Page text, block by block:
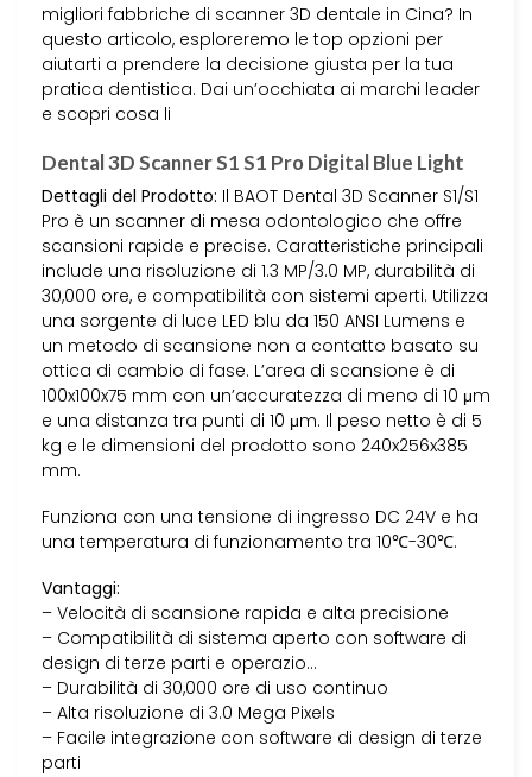
migliori fabbriche di scanner 3D dentale in Cina? In
questo articolo, esploreremo le top opzioni per
aiutarti a prendere la decisione giusta per la tua
pratica dentistica. Dai un’occhiata ai marchi leader
e scopri cosa li
Dental 3D Scanner S1 S1 Pro Digital Blue Light
Dettagli del Prodotto: Il BAOT Dental 3D Scanner S1/S1
Pro è un scanner di mesa odontologico che offre
scansioni rapide e precise. Caratteristiche principali
include una risoluzione di 1.3 MP/3.0 MP, durabilità di
30,000 ore, e compatibilità con sistemi aperti. Utilizza
una sorgente di luce LED blu da 150 ANSI Lumens e
un metodo di scansione non a contatto basato su
ottica di cambio di fase. L’area di scansione è di
100x100x75 mm con un’accuratezza di meno di 10 μm
e una distanza tra punti di 10 μm. Il peso netto è di 5
kg e le dimensioni del prodotto sono 240x256x385
mm.
Funziona con una tensione di ingresso DC 24V e ha
una temperatura di funzionamento tra 10℃-30℃.
Vantaggi:
– Velocità di scansione rapida e alta precisione
– Compatibilità di sistema aperto con software di
design di terze parti e operazio…
– Durabilità di 30,000 ore di uso continuo
– Alta risoluzione di 3.0 Mega Pixels
– Facile integrazione con software di design di terze
parti